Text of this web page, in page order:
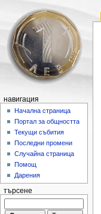
навигация
Начална страница
Портал за общността
Текущи събития
Последни промени
Случайна страница
Помощ
Дарения
търсене